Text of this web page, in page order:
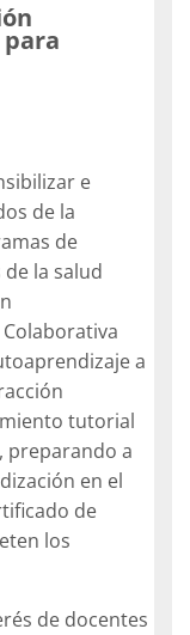
e
de la
de
la salud
a
tutorial
preparando a
en el
de
los
de docentes